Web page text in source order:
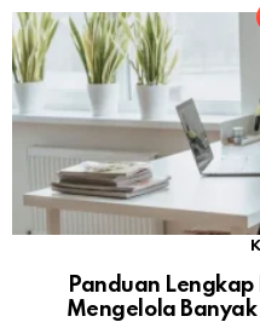
Panduan
Mengelola